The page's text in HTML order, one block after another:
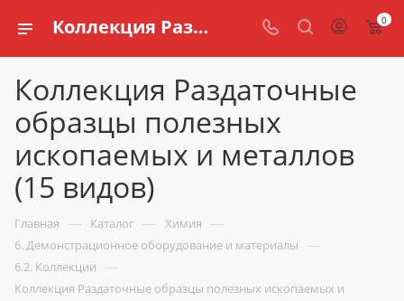
Коллекция Раздаточные образцы полезных ископаемых и металлов (15 видов) купить по доступной цене в интернет магазине schools.ru 0
Коллекция Раздаточные
образцы полезных
ископаемых и металлов
(15 видов)
Главная — Каталог — Химия —
6. Демонстрационное оборудование и материалы —
6.2. Коллекции —
Коллекция Раздаточные образцы полезных ископаемых и